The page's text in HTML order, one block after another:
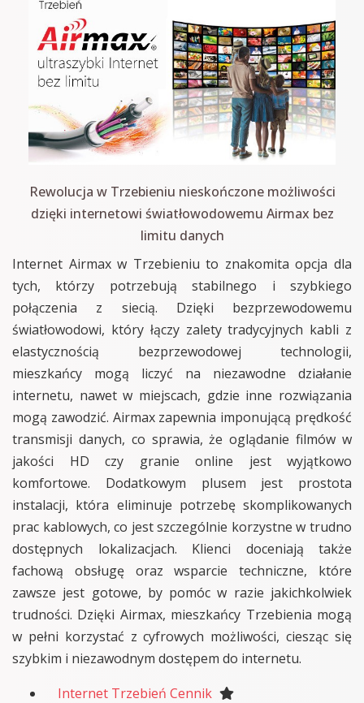
Rewolucja w Trzebieniu nieskończone możliwości
dzięki internetowi światłowodowemu Airmax bez
limitu danych
Internet Airmax w Trzebieniu to znakomita opcja dla
tych, którzy potrzebują stabilnego i szybkiego
połączenia z siecią. Dzięki bezprzewodowemu
światłowodowi, który łączy zalety tradycyjnych kabli z
elastycznością bezprzewodowej technologii,
mieszkańcy mogą liczyć na niezawodne działanie
internetu, nawet w miejscach, gdzie inne rozwiązania
mogą zawodzić. Airmax zapewnia imponującą prędkość
transmisji danych, co sprawia, że oglądanie filmów w
jakości HD czy granie online jest wyjątkowo
komfortowe. Dodatkowym plusem jest prostota
instalacji, która eliminuje potrzebę skomplikowanych
prac kablowych, co jest szczególnie korzystne w trudno
dostępnych lokalizacjach. Klienci doceniają także
fachową obsługę oraz wsparcie techniczne, które
zawsze jest gotowe, by pomóc w razie jakichkolwiek
trudności. Dzięki Airmax, mieszkańcy Trzebienia mogą
w pełni korzystać z cyfrowych możliwości, ciesząc się
szybkim i niezawodnym dostępem do internetu.
Internet Trzebień Cennik